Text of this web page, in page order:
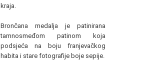
kraja.
Brončana medalja je patinirana
tamnosmeđom patinom koja
podsjeća na boju franjevačkog
habita i stare fotografije boje sepije.